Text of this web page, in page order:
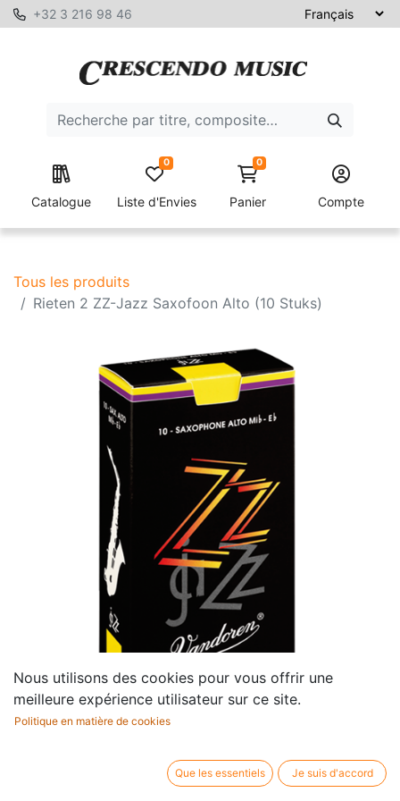
+32 3 216 98 46
Catalogue Liste d'Envies
0 0
Panier Compte
Tous les produits
Rieten 2 ZZ-Jazz Saxofoon Alto (10 Stuks)
Rieten 2 ZZ-Jazz Saxofoon
Alto (10 Stuks)
Nous utilisons des cookies pour vous offrir une
meilleure expérience utilisateur sur ce site.
Politique en matière de cookies
Que les essentiels Je suis d'accord